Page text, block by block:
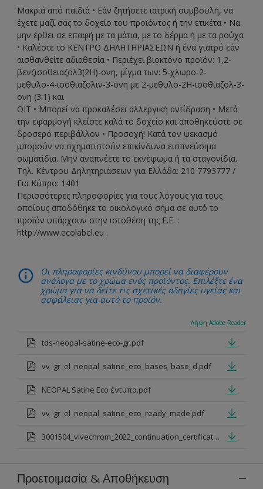
Μακριά από παιδιά • Εάν ζητήσετε ιατρική συμβουλή, να
έχετε μαζί σας το δοχείο του προϊόντος ή την ετικέτα • Να
μην έρθει σε επαφή με τα μάτια, με το δέρμα ή με τα ρούχα
• Καλέστε το ΚΕΝΤΡΟ ΔΗΛΗΤΗΡΙΑΣΕΩΝ ή ένα γιατρό εάν
αισθανθείτε αδιαθεσία • Περιέχει βιοκτόνο προϊόν: 1,2-
βενζισοθειαζολ3(2Η)-ονη, μίγμα των: 5-χλωρο-2-
μεθυλο-4-ισοθιαζολιν-3-ονη με 2-μεθυλο-2Η-ισοθιαζολ-3-
ονη (3:1) και
ΟΙΤ • Μπορεί να προκαλέσει αλλεργική αντίδραση • Μετά
την εφαρμογή κλείστε καλά το δοχείο και αποθηκεύστε σε
δροσερό περιβάλλον • Προσοχή! Κατά τον ψεκασμό
μπορούν να σχηματιστούν επικίνδυνα εισπνεύσιμα
σωματίδια. Μην αναπνέετε το εκνέφωμα ή τα σταγονίδια.
Τηλ. Κέντρου Δηλητηριάσεων για Ελλάδα: 210 7793777 /
Για Κύπρο: 1401
Περισσότερες πληροφορίες για τους λόγους για τους
οποίους αποδόθηκε το οικολογικό σήμα σε αυτό το
προϊόν υπάρχουν στην ιστοθέση της Ε.Ε. :
http://www.ecolabel.eu .
Οι πληροφορίες κινδύνου μπορεί να διαφέρουν
ανάλογα με το χρώμα ενός προϊόντος. Επιλέξτε ένα
χρώμα για να δείτε τις σχετικές οδηγίες υγείας και
ασφάλειας για αυτό το προϊόν.
Λήψη Adobe Reader
tds-neopal-satine-eco-gr.pdf
vv_gr_el_neopal_satine_eco_bases_base_d.pdf
NEOPAL Satine Eco έντυπο.pdf
vv_gr_el_neopal_satine_eco_ready_made.pdf
3001504_vivechrom_2022_continuation_certificate_1.pdf
Προετοιμασία & Αποθήκευση